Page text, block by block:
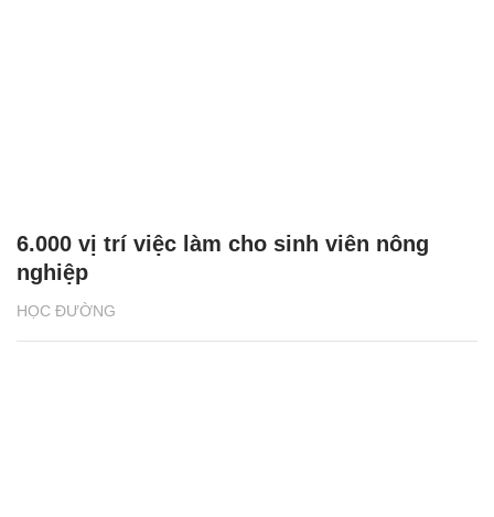
HỌC ĐƯỜNG
6.000 vị trí việc làm cho sinh viên nông
nghiệp